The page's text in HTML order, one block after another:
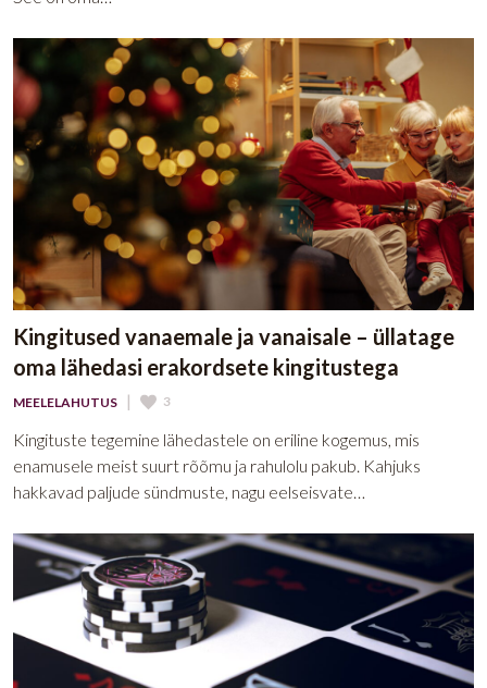
Kingitused vanaemale ja vanaisale – üllatage
oma lähedasi erakordsete kingitustega
MEELELAHUTUS | 3
Kingituste tegemine lähedastele on eriline kogemus, mis
enamusele meist suurt rõõmu ja rahulolu pakub. Kahjuks
hakkavad paljude sündmuste, nagu eelseisvate…